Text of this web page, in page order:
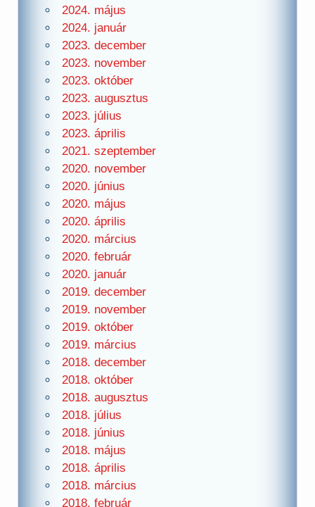
2024. május
2024. január
2023. december
2023. november
2023. október
2023. augusztus
2023. július
2023. április
2021. szeptember
2020. november
2020. június
2020. május
2020. április
2020. március
2020. február
2020. január
2019. december
2019. november
2019. október
2019. március
2018. december
2018. október
2018. augusztus
2018. július
2018. június
2018. május
2018. április
2018. március
2018. február